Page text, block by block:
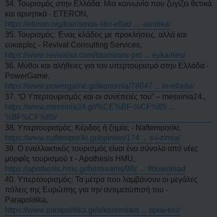
34. Τουρισμός στην Ελλάδα: Μια κοινωνία που ζυγίζει θετικά
και αρνητικά - ETERON,
https://eteron.org/tourismos-stin-ellad ... -arnitika/
35. Τουρισμός: Ένας κλάδος με προκλήσεις, αλλά και
ευκαιρίες - Revival Consulting Services,
https://www.revivalsa.com/tourismos-pro ... eykairies/
36. Μύθοι και αλήθειες για τον υπερτουρισμό στην Ελλάδα -
PowerGame,
https://www.powergame.gr/ikonomia/78047 ... in-ellada/
37. “Ο Υπερτουρισμός και οι συνέπειές του” – messinia24.,
https://www.messinia24.gr/%CE%BF-%CF%85 ...
%BF%CF%85/
38. Υπερτουρισμός: Κέρδος ή ζημία; - Naftemporiki,
https://www.naftemporiki.gr/opinion/174 ... s-i-zimia/
39. Ο εναλλακτικός τουρισμός είναι ένα σύνολο από νέες
μορφές τουρισμού τ - Apothesis HMU,
https://apothesis.hmu.gr/bitstreams/98c ... f/download
40. Υπερτουρισμός: Τα μέτρα που λαμβάνουν οι μεγάλες
πόλεις της Ευρώπης για την αντιμετώπισή του -
Parapolitika,
https://www.parapolitika.gr/oikonomia/a ... opisi-tou/